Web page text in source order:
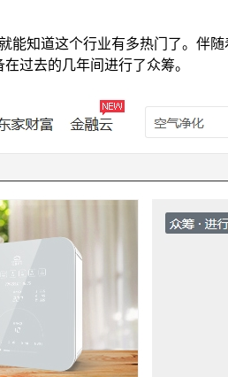
能知道这个行业有多热门了。伴
过去的几年间进行了众筹。